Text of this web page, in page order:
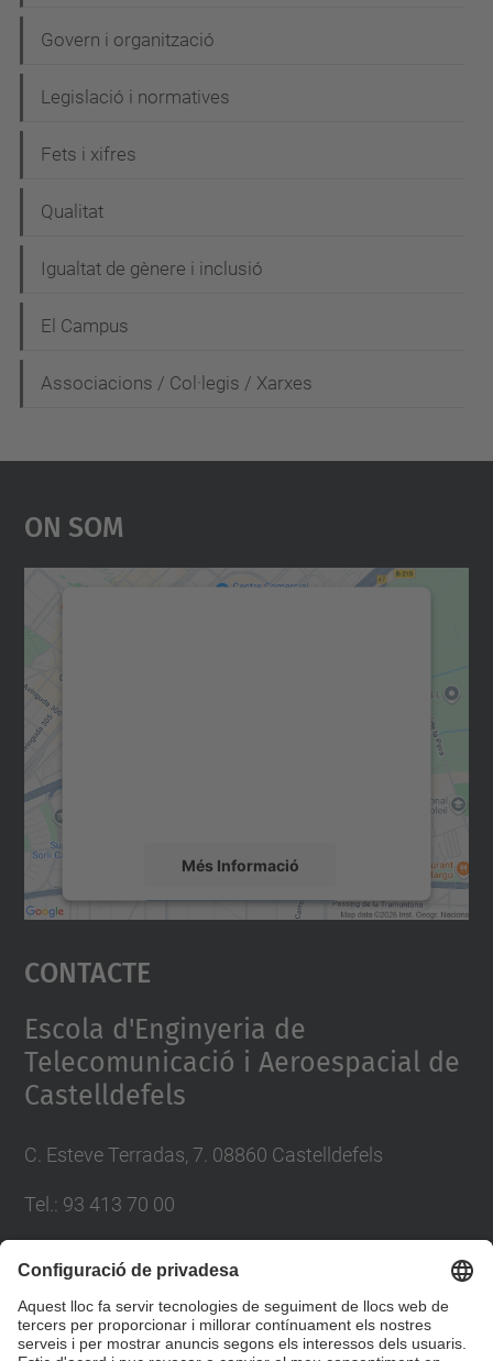
g
a
i
ó
Govern i organització
Legislació i normatives
Fets i xifres
Qualitat
Igualtat de gènere i inclusió
El Campus
Associacions / Col·legis / Xarxes
On Som
Més Informació
Accepta
powered by
Contacte
Escola d'Enginyeria de
Telecomunicació i Aeroespacial de
Castelldefels
C. Esteve Terradas, 7. 08860 Castelldefels
Tel.: 93 413 70 00
Llista Xarxes Socials